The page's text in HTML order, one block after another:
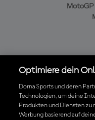
Optimiere dein
Dorna Sports und deren
Technologien, um deine
Produkten und Diensten zu
Werbung basierend auf